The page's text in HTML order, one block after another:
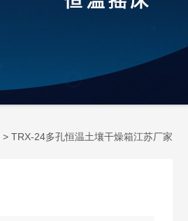
> TRX-24多孔恒温土壤干燥箱江苏厂家